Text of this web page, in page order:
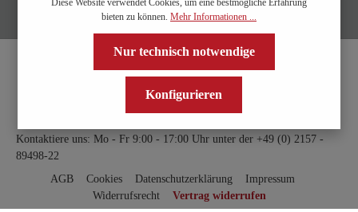
Kontaktiere uns: Mo - Fr 9:00 - 17:00 Uhr unter der +49 (0) 2157 -
89498-22
AGB
Cookies Datenschutzerklärung
Impressum
Widerrufsrecht
Vertrag widerrufen
Diese Website verwendet Cookies, um eine bestmögliche Erfahrung
bieten zu können. Mehr Informationen ...
Nur technisch notwendige
Konfigurieren